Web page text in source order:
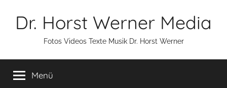
InhaltDr. Horst Werner Media
Fotos Videos Texte Musik Dr. Horst Werner
Menü